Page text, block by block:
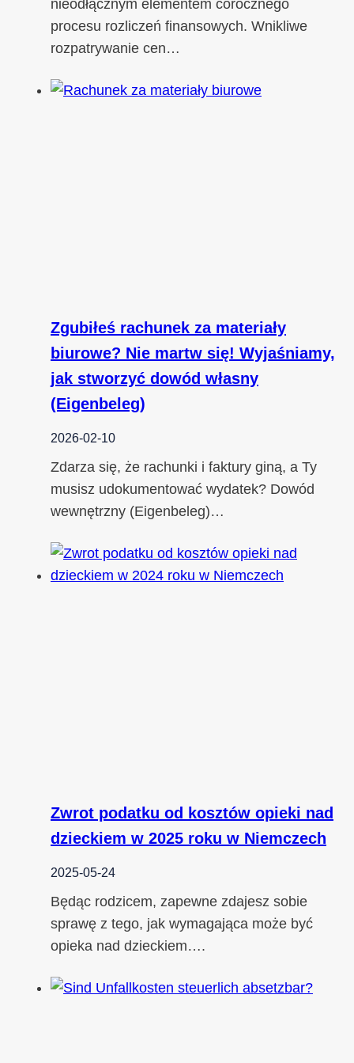
nieodłącznym elementem corocznego
procesu rozliczeń finansowych. Wnikliwe
rozpatrywanie cen…
Zgubiłeś rachunek za materiały
biurowe? Nie martw się! Wyjaśniamy,
jak stworzyć dowód własny
(Eigenbeleg)
2026-02-10
Zdarza się, że rachunki i faktury giną, a Ty
musisz udokumentować wydatek? Dowód
wewnętrzny (Eigenbeleg)…
Zwrot podatku od kosztów opieki nad
dzieckiem w 2025 roku w Niemczech
2025-05-24
Będąc rodzicem, zapewne zdajesz sobie
sprawę z tego, jak wymagająca może być
opieka nad dzieckiem….